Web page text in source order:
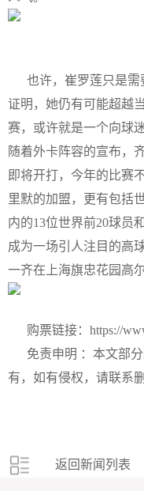
也许，崔罗莲只是需
证明，她仍有可能超越
赛，或许就是一个向球
随着外卡阵容的宣布，
即将开打，今年的比赛
里默的加盟，更有包括
内的13位世界前20球员
成为一场引人注目的高
一齐在上海旗忠花园高
购票链接： https://
免责申明 ：本文部分
有，如有侵权，请联系
返回新闻列表